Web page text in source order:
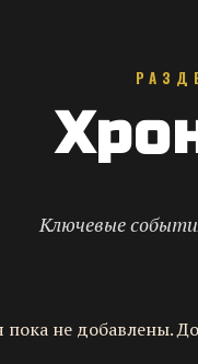
Ключевые
пока не добавлены.